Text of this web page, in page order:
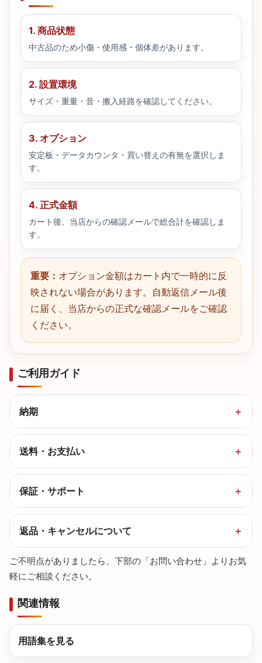
1. 商品状態
中古品のため小傷・使用感・個体差があります。
2. 設置環境
サイズ・重量・音・搬入経路を確認してください。
3. オプション
安定板・データカウンタ・買い替えの有無を選択しま
す。
4. 正式金額
カート後、当店からの確認メールで総合計を確認しま
す。
重要： オプション金額はカート内で一時的に反
映されない場合があります。自動返信メール後
に届く、当店からの正式な確認メールをご確認
ください。
ご利用ガイド
納期
送料・お支払い
保証・サポート
返品・キャンセルについて
ご不明点がありましたら、下部の「お問い合わせ」よりお気
軽にご相談ください。
関連情報
用語集を見る